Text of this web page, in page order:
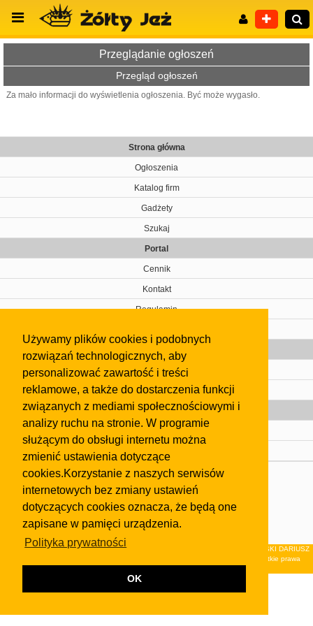
Używamy plików cookies i podobnych
rozwiązań technologicznych, aby
personalizować zawartość i treści
reklamowe, a także do dostarczenia funkcji
związanych z mediami społecznościowymi i
analizy ruchu na stronie. W programie
służącym do obsługi internetu można
zmienić ustawienia dotyczące
cookies.Korzystanie z naszych serwisów
internetowych bez zmiany ustawień
dotyczących cookies oznacza, że będą one
zapisane w pamięci urządzenia.
Polityka prywatności
OK
Przeglądanie ogłoszeń
Przegląd ogłoszeń
Za mało informacji do wyświetlenia ogłoszenia. Być może wygasło.
Strona główna
Ogłoszenia
Katalog firm
Gadżety
Szukaj
Portal
Cennik
Kontakt
Regulamin
Gazeta
Olkusz
Kontakt
Strefa dla biznesu
Biura nieruchomości
Dealerzy i autokomisy
Skontaktuj się z nami
regulaminuiPolityki Prywatności.
Klauzula FB
© 2026Wydawnictwo NEON sp. z o.o. (dawniej: FIRMA NEON MAREK KLUCZEWSKI DARIUSZ
KRAWCZYK s.c.) z siedzibą w Olkuszu, ul.Żuradzka 15, 32-300 Olkusz . Wszystkie prawa